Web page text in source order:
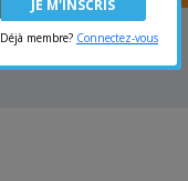
Déjà membre? Connectez-vous